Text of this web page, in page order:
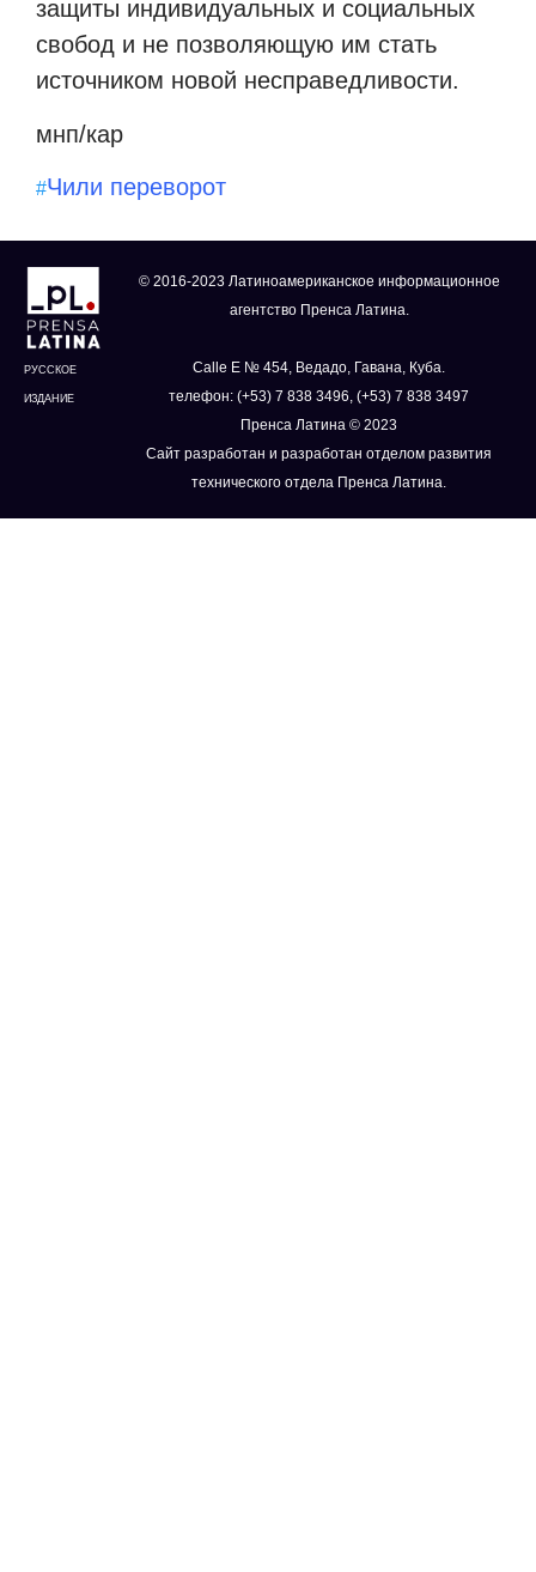
защиты индивидуальных и социальных
свобод и не позволяющую им стать
источником новой несправедливости.
мнп/кар
#Чили переворот
РУССКОЕ
ИЗДАНИЕ
© 2016-2023 Латиноамериканское информационное
агентство Пренса Латина.
Calle E № 454, Ведадо, Гавана, Куба.
телефон: (+53) 7 838 3496, (+53) 7 838 3497
Пренса Латина © 2023
Сайт разработан и разработан отделом развития
технического отдела Пренса Латина.